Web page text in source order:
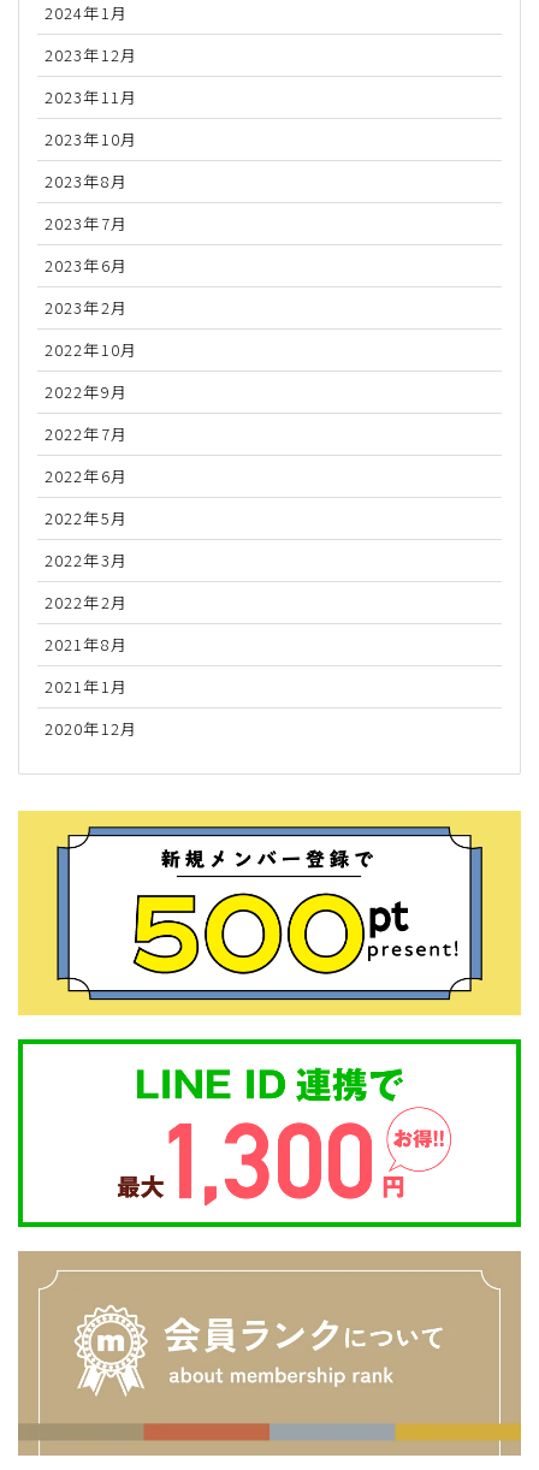
2024年1月
2023年12月
2023年11月
2023年10月
2023年8月
2023年7月
2023年6月
2023年2月
2022年10月
2022年9月
2022年7月
2022年6月
2022年5月
2022年3月
2022年2月
2021年8月
2021年1月
2020年12月